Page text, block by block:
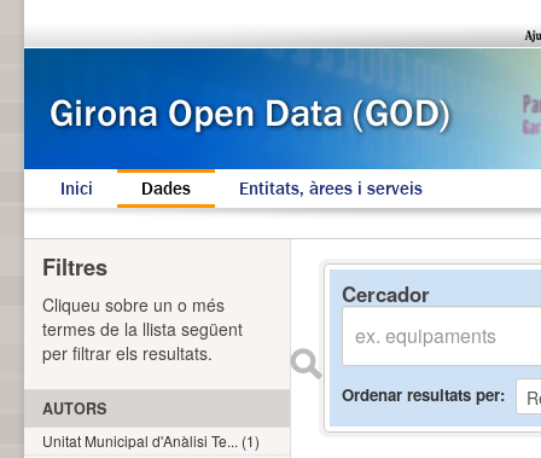
Inici Dades Entitats, àrees i serveis
Cercador
Ordenar resultats per
Filtres
Cliqueu sobre un o més
termes de la llista següent
per filtrar els resultats.
AUTORS
Unitat Municipal d'Anàlisi Te... (1)